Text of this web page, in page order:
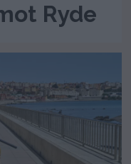
Ryde